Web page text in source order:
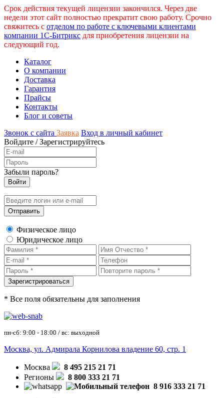
Срок действия текущей лицензии закончился. Через две
недели этот сайт полностью прекратит свою работу. Срочно
свяжитесь с отделом по работе с ключевыми клиентами
компании 1С-Битрикс для приобретения лицензии на
следующий год.
Каталог
О компании
Доставка
Гарантия
Прайсы
Контакты
Блог и советы
Звонок с сайта Заявка Вход в личный кабинет
Войдите /Зарегистрируйтесь
Забыли пароль?
Физическое лицо
Юридическое лицо
* Все поля обязательны для заполнения
пн-сб: 9:00 - 18:00 / вс: выходной
Москва, ул. Адмирала Корнилова владение 60, стр. 1
Москва
8 495 215 21 71
Регионы
8 800 333 21 71
8 916 333 21 71